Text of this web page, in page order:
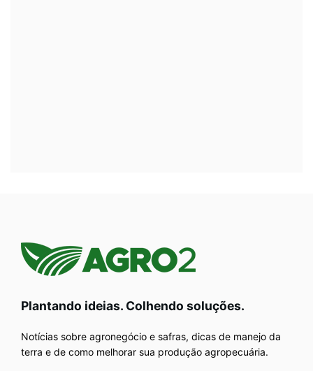
Plantando ideias. Colhendo soluções.
Notícias sobre agronegócio e safras, dicas de manejo da
terra e de como melhorar sua produção agropecuária.